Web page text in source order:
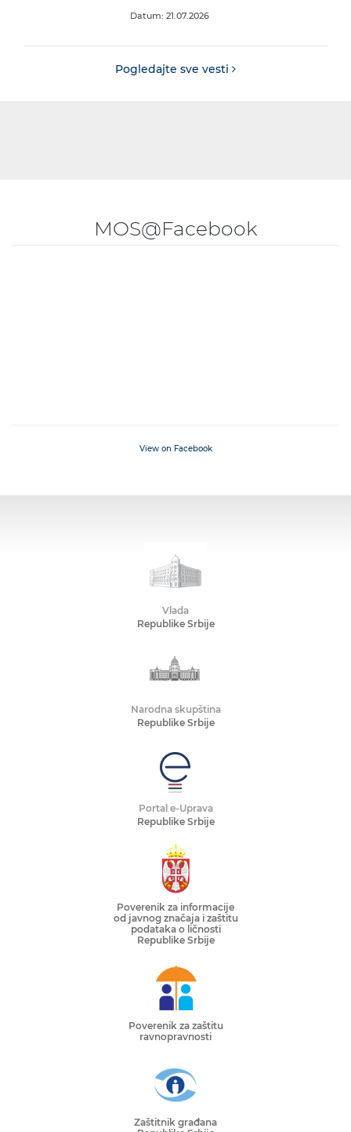
Datum: 21.07.2026
Pogledajte sve vesti
MOS@Facebook
View on Facebook
Vlada
Republike Srbije
Narodna skupština
Republike Srbije
Portal e-Uprava
Republike Srbije
Poverenik za informacije
od javnog značaja i zaštitu
podataka o ličnosti
Republike Srbije
Poverenik za zaštitu
ravnopravnosti
Zaštitnik građana